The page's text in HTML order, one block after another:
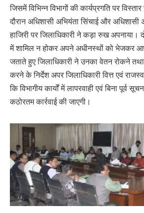
जिसमें विभिन्न विभागों की कार्यप्रगति पर
दौरान अधिशासी अभियंता सिंचाई और
हाजिरी पर जिलाधिकारी ने कड़ा रुख अपनाया।
में शामिल न होकर अपने अधीनस्थों को भेजकर
जताते हुए जिलाधिकारी ने उनका वेतन रोकने
करने के निर्देश अपर जिलाधिकारी वित्त एवं
कि विभागीय कार्यों में लापरवाही एवं बिना पूर्व
कठोरतम कार्रवाई की जाएगी।